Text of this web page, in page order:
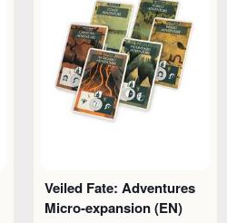
Veiled Fate: Adventures
Micro-expansion (EN)